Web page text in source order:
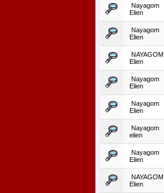
Nayagom
Elien
Nayagom
Elien
NAYAGOM
Elien
Nayagom
Elien
Nayagom
Elien
Nayagom
elien
Nayagom
Elien
NAYAGOM
Elien